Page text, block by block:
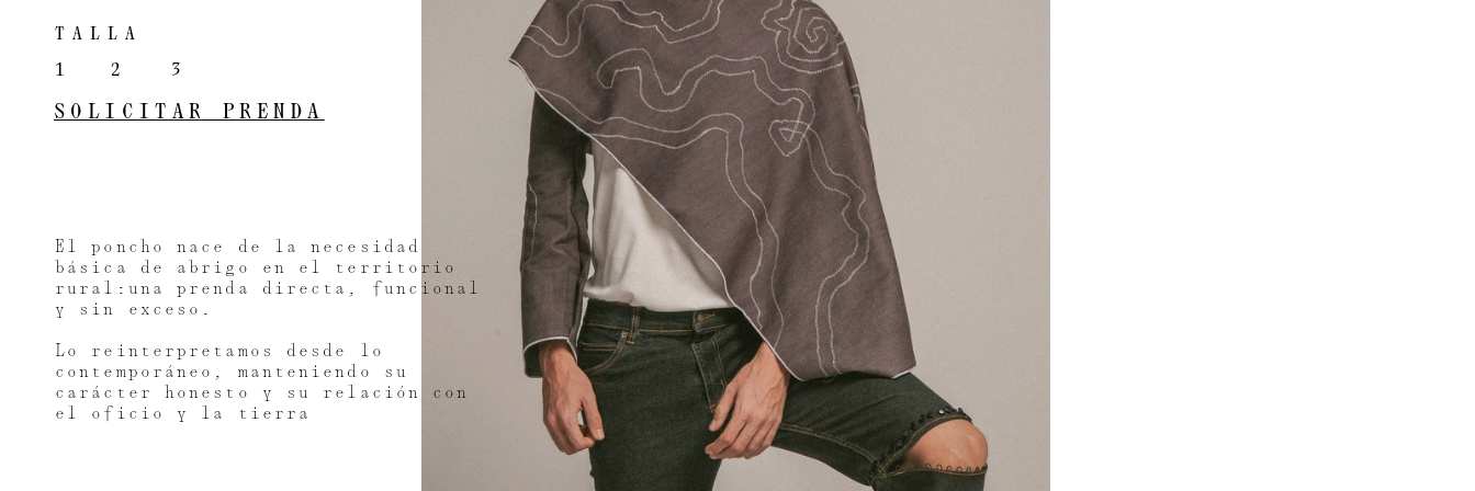
TALLA
3
2
1
SOLICITAR PRENDA
El poncho nace de la necesidad
básica de abrigo en el territorio
rural:una prenda directa, funcional
y sin exceso.
Lo reinterpretamos desde lo
contemporáneo, manteniendo su
carácter honesto y su relación con
el oficio y la tierra